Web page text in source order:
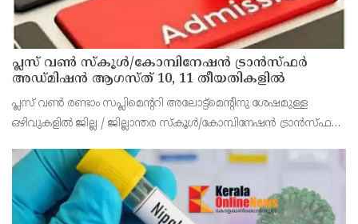
പ്ലസ് വൺ സ്‌കൂൾ/കോമ്പിനേഷൻ ട്രാൻസ്ഫർ
അഡ്മിഷൻ ആഗസ്ത് 10, 11 തീയതികളിൽ
പ്ലസ് വൺ രണ്ടാം സപ്ലിമെന്ററി അലോട്ട്‌മെന്റിനു ശേഷമുള്ള
ഒഴിവുകളിൽ ജില്ല / ജില്ലാന്തര സ്‌കൂൾ/കോമ്പിനേഷൻ ട്രാൻസ്ഫർ
വൈകിട്ട് 4 മണി വരെ നൽകിയിരുന്നു